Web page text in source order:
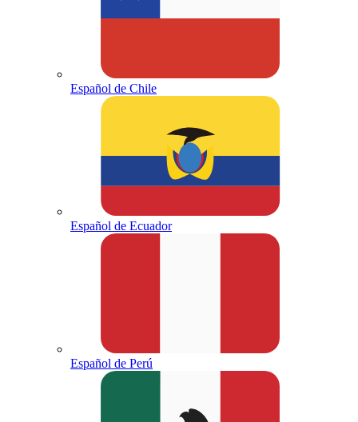
Español de Chile
Español de Ecuador
Español de Perú